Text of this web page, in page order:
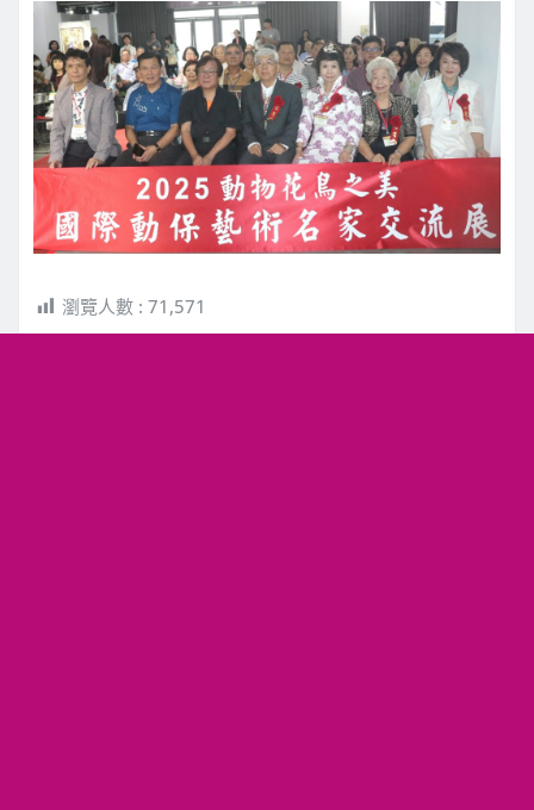
瀏覽人數 : 71,571